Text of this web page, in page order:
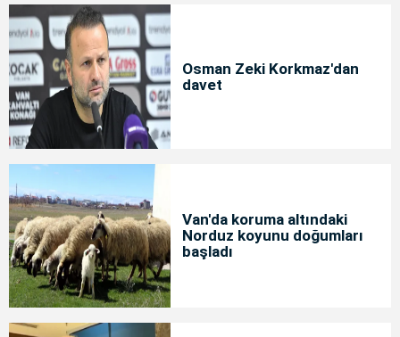
Osman Zeki Korkmaz'dan
davet
Van'da koruma altındaki
Norduz koyunu doğumları
başladı